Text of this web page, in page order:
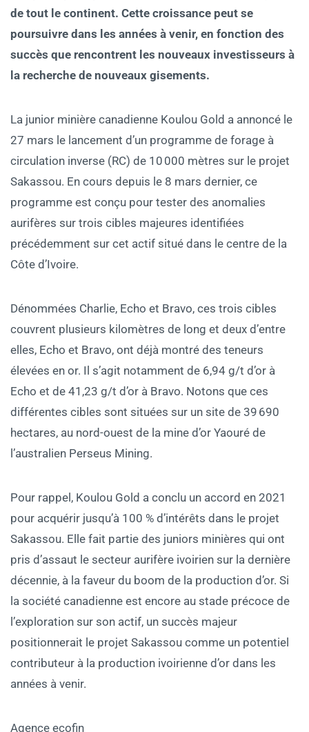
de tout le continent. Cette croissance peut se
poursuivre dans les années à venir, en fonction des
succès que rencontrent les nouveaux investisseurs à
la recherche de nouveaux gisements.
La junior minière canadienne Koulou Gold a annoncé le
27 mars le lancement d’un programme de forage à
circulation inverse (RC) de 10 000 mètres sur le projet
Sakassou. En cours depuis le 8 mars dernier, ce
programme est conçu pour tester des anomalies
aurifères sur trois cibles majeures identifiées
précédemment sur cet actif situé dans le centre de la
Côte d’Ivoire.
Dénommées Charlie, Echo et Bravo, ces trois cibles
couvrent plusieurs kilomètres de long et deux d’entre
elles, Echo et Bravo, ont déjà montré des teneurs
élevées en or. Il s’agit notamment de 6,94 g/t d’or à
Echo et de 41,23 g/t d’or à Bravo. Notons que ces
différentes cibles sont situées sur un site de 39 690
hectares, au nord-ouest de la mine d’or Yaouré de
l’australien Perseus Mining.
Pour rappel, Koulou Gold a conclu un accord en 2021
pour acquérir jusqu’à 100 % d’intérêts dans le projet
Sakassou. Elle fait partie des juniors minières qui ont
pris d’assaut le secteur aurifère ivoirien sur la dernière
décennie, à la faveur du boom de la production d’or. Si
la société canadienne est encore au stade précoce de
l’exploration sur son actif, un succès majeur
positionnerait le projet Sakassou comme un potentiel
contributeur à la production ivoirienne d’or dans les
années à venir.
Agence ecofin